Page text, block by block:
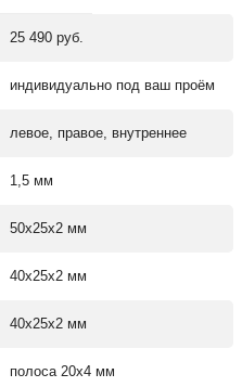
25 490 руб.
индивидуально под ваш проём
левое, правое, внутреннее
1,5 мм
50х25х2 мм
40х25х2 мм
40х25х2 мм
полоса 20х4 мм